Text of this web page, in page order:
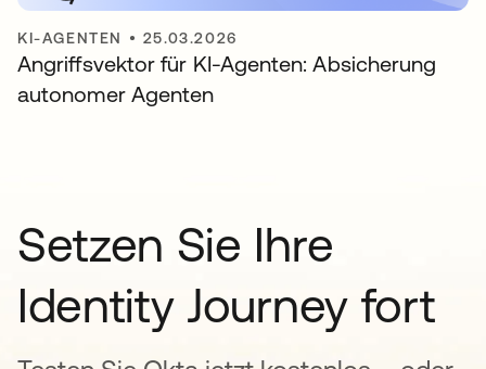
KI-AGENTEN • 25.03.2026
Angriffsvektor für KI-Agenten: Absicherung
autonomer Agenten
Setzen Sie Ihre
Identity Journey fort